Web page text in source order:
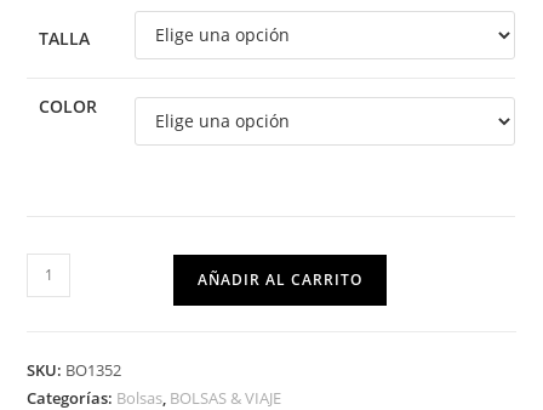
TALLA
COLOR
AÑADIR AL CARRITO
SKU: BO1352
Categorías: Bolsas BOLSAS & VIAJE